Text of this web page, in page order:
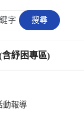
搜尋
含紓困專區)
動報導